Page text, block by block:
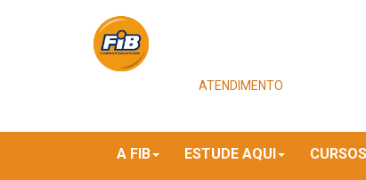
ATENDIMENTO
A FIB ESTUDE AQUI CURSOS